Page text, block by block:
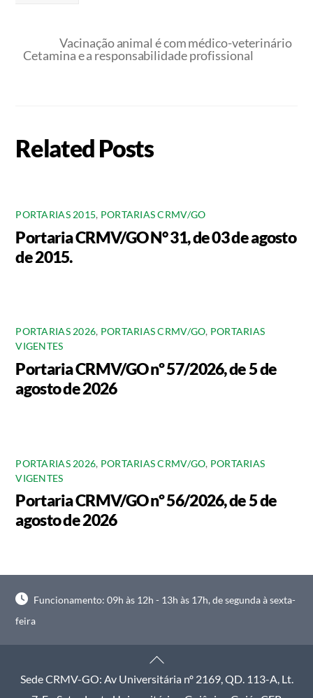
Vacinação animal é com médico-veterinário
Cetamina e a responsabilidade profissional
Related Posts
PORTARIAS 2015, PORTARIAS CRMV/GO
Portaria CRMV/GO N° 31, de 03 de agosto
de 2015.
PORTARIAS 2026, PORTARIAS CRMV/GO, PORTARIAS
VIGENTES
Portaria CRMV/GO nº 57/2026, de 5 de
agosto de 2026
PORTARIAS 2026, PORTARIAS CRMV/GO, PORTARIAS
VIGENTES
Portaria CRMV/GO nº 56/2026, de 5 de
agosto de 2026
Funcionamento: 09h às 12h - 13h às 17h, de segunda à sexta-
feira
Back
To
Sede CRMV-GO: Av Universitária nº 2169, QD. 113-A, Lt.